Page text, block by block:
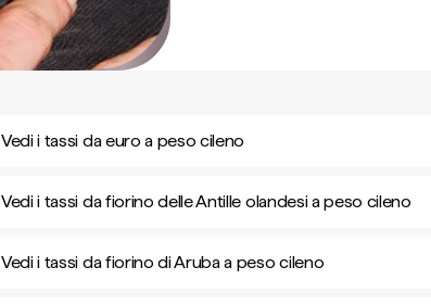
Vedi i tassi da euro a peso cileno
Vedi i tassi da fiorino delle Antille olandesi a peso cileno
Vedi i tassi da fiorino di Aruba a peso cileno